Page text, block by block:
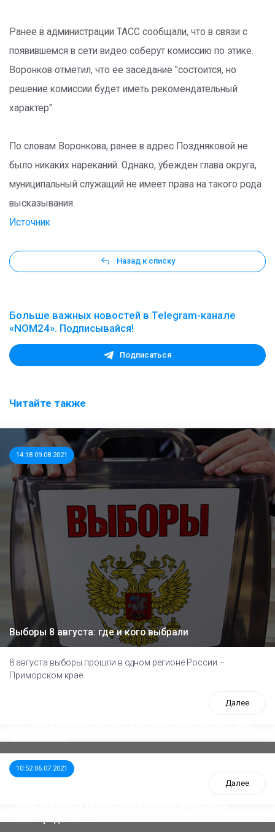
Ранее в администрации ТАСС сообщали, что в связи с
появившемся в сети видео соберут комиссию по этике.
Воронков отметил, что ее заседание "состоится, но
решение комиссии будет иметь рекомендательный
характер".
По словам Воронкова, ранее в адрес Поздняковой не
было никаких нареканий. Однако, убежден глава округа,
муниципальный служащий не имеет права на такого рода
высказывания.
Источник
Назад к списку
Больше важных новостей в Telegram-канале
«NOM24». Подписывайся!
Подписаться
Читайте также
14:18 09.08.2021
Выборы 8 августа: где и кого выбрали
8 августа выборы прошли в одном регионе России –
Приморском крае.
Далее
10:52 06.07.2021
Далее